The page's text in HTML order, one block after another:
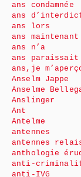
ans condamnée
ans
ans lors
ans maintenant
ans n’a
ans paraissait
ans,je
Anselm Jappe
Anselme
Anslinger
Ant
Antelme
antennes
antennes
anthologie
anti-
anti-IVG